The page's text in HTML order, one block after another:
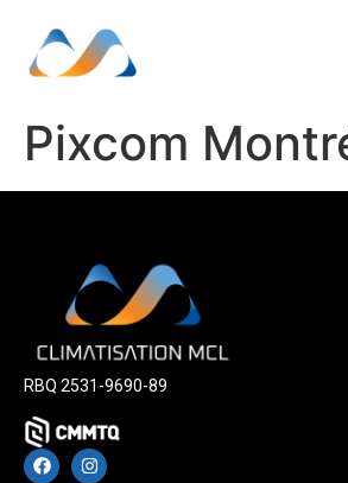
Pixcom
RBQ 2531-9690-89